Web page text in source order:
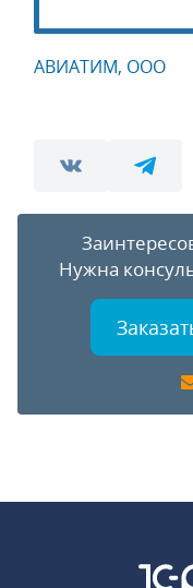
АВИАТИМ, ООО
Нужна